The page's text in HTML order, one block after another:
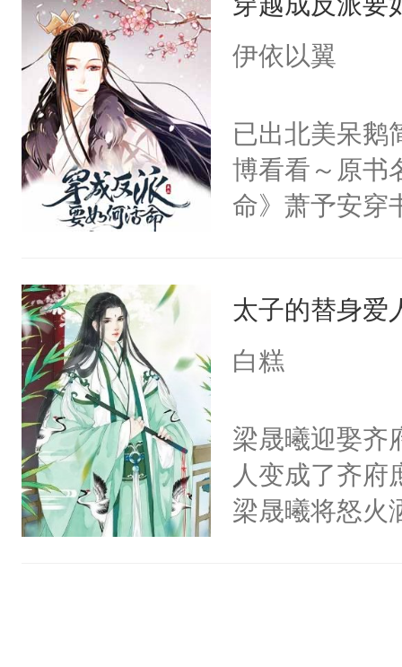
种威胁手段没
他是社恐，墨
不出去啊
地的束林秋
了。那个男人
魔尊南北寒被
椅的男人给收
体统！结果装
林秋那双清透
火葬场虽迟
果之后，我可
秋1v1双洁he
恳，受会恢复
笔，不喜左上
上。太医把了
有喜了。”魏
寻……这是一
事。前期虐受
1，he。
伊依以翼
已出北美呆鹅
博看看～原书
命》萧予安穿
们想要搞男主
身边来啊？萧
再虐男主了！
啊！！！”大
的故事。轻松
太子的替身爱
白糕
梁晟曦迎娶齐
人变成了齐府
梁晟曦将怒火